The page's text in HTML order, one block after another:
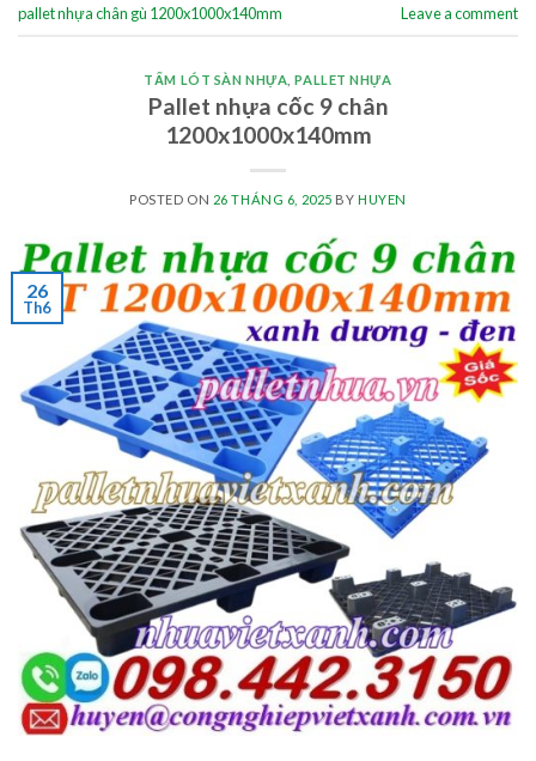
pallet nhựa chân gù 1200x1000x140mm
Leave a comment
TẤM LÓT SÀN NHỰA ,PALLET NHỰA
Pallet nhựa cốc 9 chân
1200x1000x140mm
POSTED ON 26 THÁNG 6, 2025 BY HUYEN
26
Th6